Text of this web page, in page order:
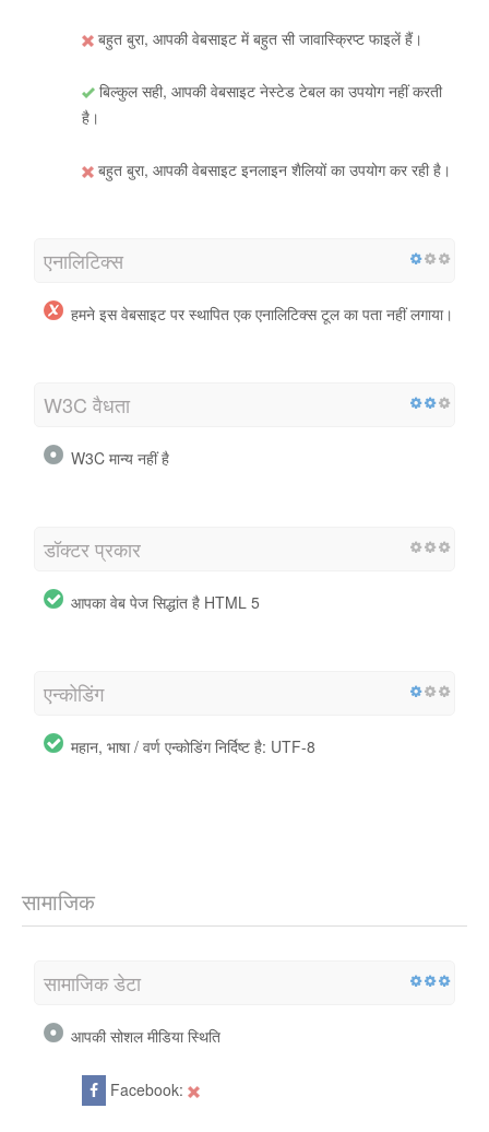
बहुत बुरा, आपकी वेबसाइट में बहुत सी जावास्क्रिप्ट फाइलें हैं।
बिल्कुल सही, आपकी वेबसाइट नेस्टेड टेबल का उपयोग नहीं करती
है।
बहुत बुरा, आपकी वेबसाइट इनलाइन शैलियों का उपयोग कर रही है।
एनालिटिक्स
हमने इस वेबसाइट पर स्थापित एक एनालिटिक्स टूल का पता नहीं लगाया।
W3C वैधता
W3C मान्य नहीं है
डॉक्टर प्रकार
आपका वेब पेज सिद्धांत है HTML 5
एन्कोडिंग
महान, भाषा / वर्ण एन्कोडिंग निर्दिष्ट है: UTF-8
सामाजिक
सामाजिक डेटा
आपकी सोशल मीडिया स्थिति
Facebook: